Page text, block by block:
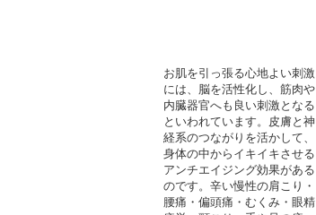
お肌を引っ張る心地よい刺激
には、脳を活性化し、筋肉や
内臓器官へも良い刺激となる
といわれています。皮膚と神
経系のつながりを活かして、
身体の中からイキイキさせる
アンチエイジング効果がある
のです。辛い慢性の肩こり・
腰痛・偏頭痛・むくみ・眼精